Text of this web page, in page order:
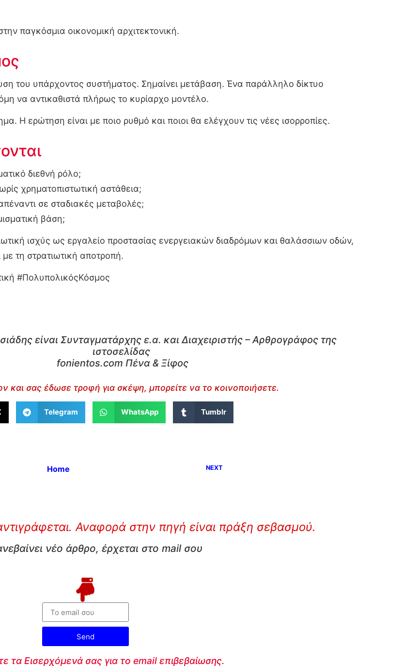
παγκόσμια οικονομική αρχιτεκτονική.
του υπάρχοντος συστήματος. Σημαίνει μετάβαση. Ένα παράλληλο δίκτυο
να αντικαθιστά πλήρως το κυρίαρχο μοντέλο.
Η ερώτηση είναι με ποιο ρυθμό και ποιοι θα ελέγχουν τις νέες ισορροπίες.
διεθνή ρόλο;
χρηματοπιστωτική αστάθεια;
σε σταδιακές μεταβολές;
βάση;
ισχύς ως εργαλείο προστασίας ενεργειακών διαδρόμων και θαλάσσιων οδών,
τη στρατιωτική αποτροπή.
#ΠολυπολικόςΚόσμος
είναι Συνταγματάρχης ε.α. και Διαχειριστής – Αρθρογράφος της
ιστοσελίδας
fonientos.com Πένα & Ξίφος
και σας έδωσε τροφή για σκέψη, μπορείτε να το κοινοποιήσετε.
Telegram WhatsApp Tumblr
Home NEXT
Αναφορά στην πηγή είναι πράξη σεβασμού.
νέο άρθρο, έρχεται στο mail σου
Send
τα Εισερχόμενά σας για το email επιβεβαίωσης.